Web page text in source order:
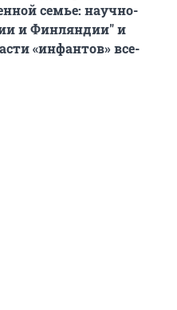
семье: научно-
и Финляндии" и
«инфантов» все-